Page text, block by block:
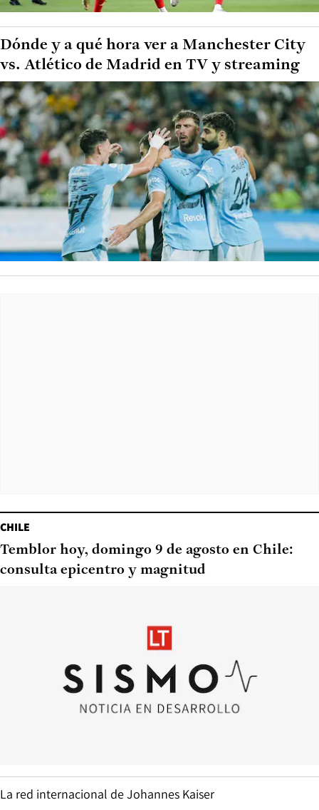
Dónde y a qué hora ver a Manchester City
vs. Atlético de Madrid en TV y streaming
CHILE
Temblor hoy, domingo 9 de agosto en Chile:
consulta epicentro y magnitud
La red internacional de Johannes Kaiser